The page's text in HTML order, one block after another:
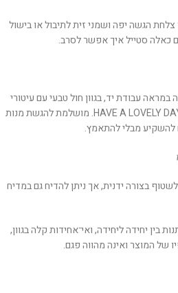
הגשה יפה ושמני זית לתיבול או בישול
כאלה סטייל איך אפשר לסרב.
במראה עבודת יד,בגוון חול טבעי עם עיטורי
מושלמת להגשת מנות
להשקיע מבלי להתאמץ.
בצורה ידנית, אך ניתן להדיח גם במדיח
בין יחידה ליחידה, ואי־אחידות קלה בגוון,
של המוצר ואינה מהווה פגם.